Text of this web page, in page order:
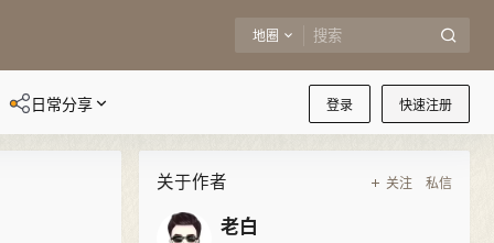
地圈
登录 快速注册
日常分享
关于作者 关注 私信
老白